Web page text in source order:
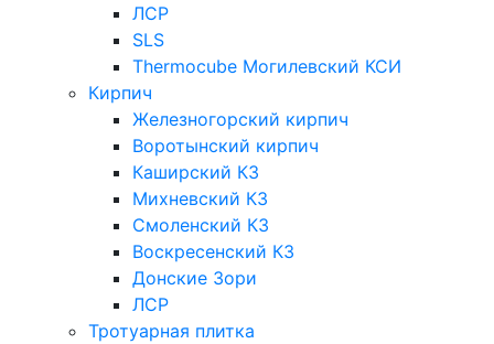
ЛСР
SLS
Thermocube Могилевский КСИ
Кирпич
Железногорский кирпич
Воротынский кирпич
Каширский КЗ
Михневский КЗ
Смоленский КЗ
Воскресенский КЗ
Донские Зори
ЛСР
Тротуарная плитка